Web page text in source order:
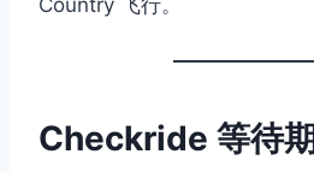
Country 飞行。
Checkride 等待期